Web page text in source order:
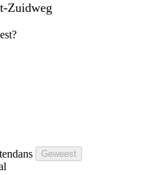
Zuidweg
Geweest